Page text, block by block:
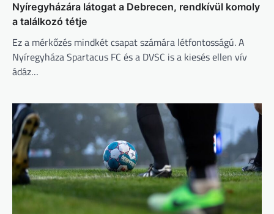
Nyíregyházára látogat a Debrecen, rendkívül komoly
a találkozó tétje
Ez a mérkőzés mindkét csapat számára létfontosságú. A
Nyíregyháza Spartacus FC és a DVSC is a kiesés ellen vív
ádáz…